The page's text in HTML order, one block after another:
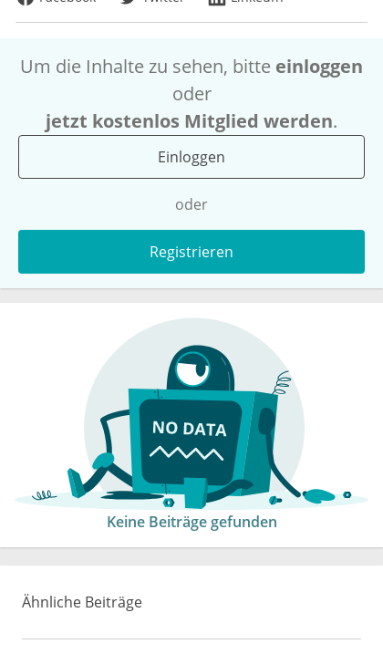
Um die Inhalte zu sehen, bitte einloggen
oder
jetzt kostenlos Mitglied werden.
Einloggen
oder
Registrieren
Keine Beiträge gefunden
Ähnliche Beiträge